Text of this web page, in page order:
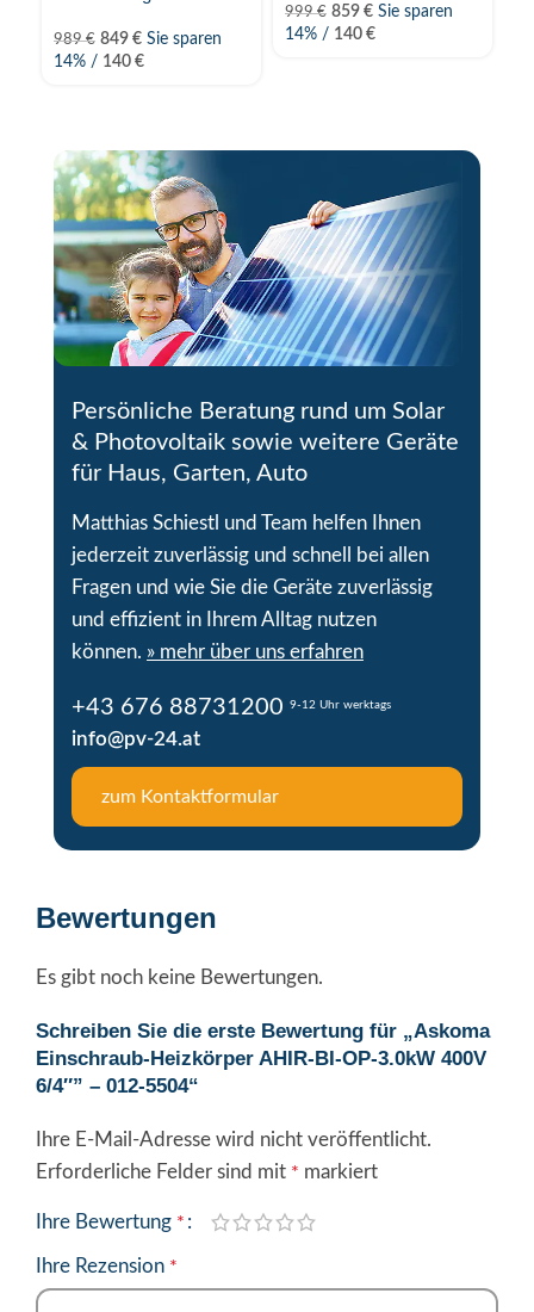
989€ 849 € Sie sparen
14% / 140 €
999€ 859 € Sie sparen
14% / 140 €
Persönliche Beratung rund um Solar
& Photovoltaik sowie weitere Geräte
für Haus, Garten, Auto
Matthias Schiestl und Team helfen Ihnen
jederzeit zuverlässig und schnell bei allen
Fragen und wie Sie die Geräte zuverlässig
und effizient in Ihrem Alltag nutzen
können. » mehr über uns erfahren
+43 676 88731200 9-12 Uhr werktags
info@pv-24.at
zum Kontaktformular
Bewertungen
Es gibt noch keine Bewertungen.
Schreiben Sie die erste Bewertung für „Askoma
Einschraub-Heizkörper AHIR-BI-OP-3.0kW 400V
6/4″” – 012-5504“
Ihre E-Mail-Adresse wird nicht veröffentlicht.
Erforderliche Felder sind mit * markiert
Ihre Bewertung *
Ihre Rezension *
Alternative: